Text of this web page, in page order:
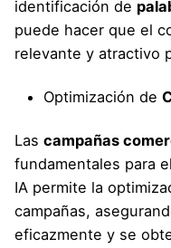
identificación de
puede hacer que el
relevante y atractivo
Optimización de
Las campañas
fundamentales para
IA permite la
campañas,
eficazmente y se